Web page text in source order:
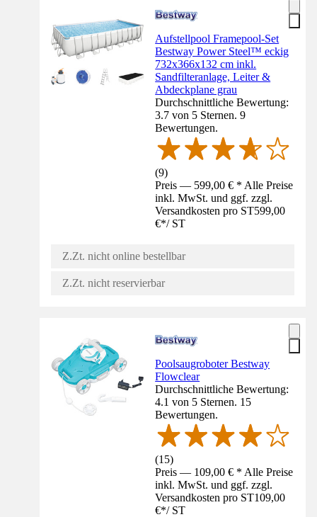
Aufstellpool Framepool-Set
Bestway Power Steel™ eckig
732x366x132 cm inkl.
Sandfilteranlage, Leiter &
Abdeckplane grau
Durchschnittliche Bewertung:
3.7 von 5 Sternen. 9
Bewertungen.
(9)
Preis — 599,00 € * Alle Preise
inkl. MwSt. und ggf. zzgl.
Versandkosten pro ST599,00
€*/ ST
Z.Zt. nicht online bestellbar
Z.Zt. nicht reservierbar
Poolsaugroboter Bestway
Flowclear
Durchschnittliche Bewertung:
4.1 von 5 Sternen. 15
Bewertungen.
(15)
Preis — 109,00 € * Alle Preise
inkl. MwSt. und ggf. zzgl.
Versandkosten pro ST109,00
€*/ ST